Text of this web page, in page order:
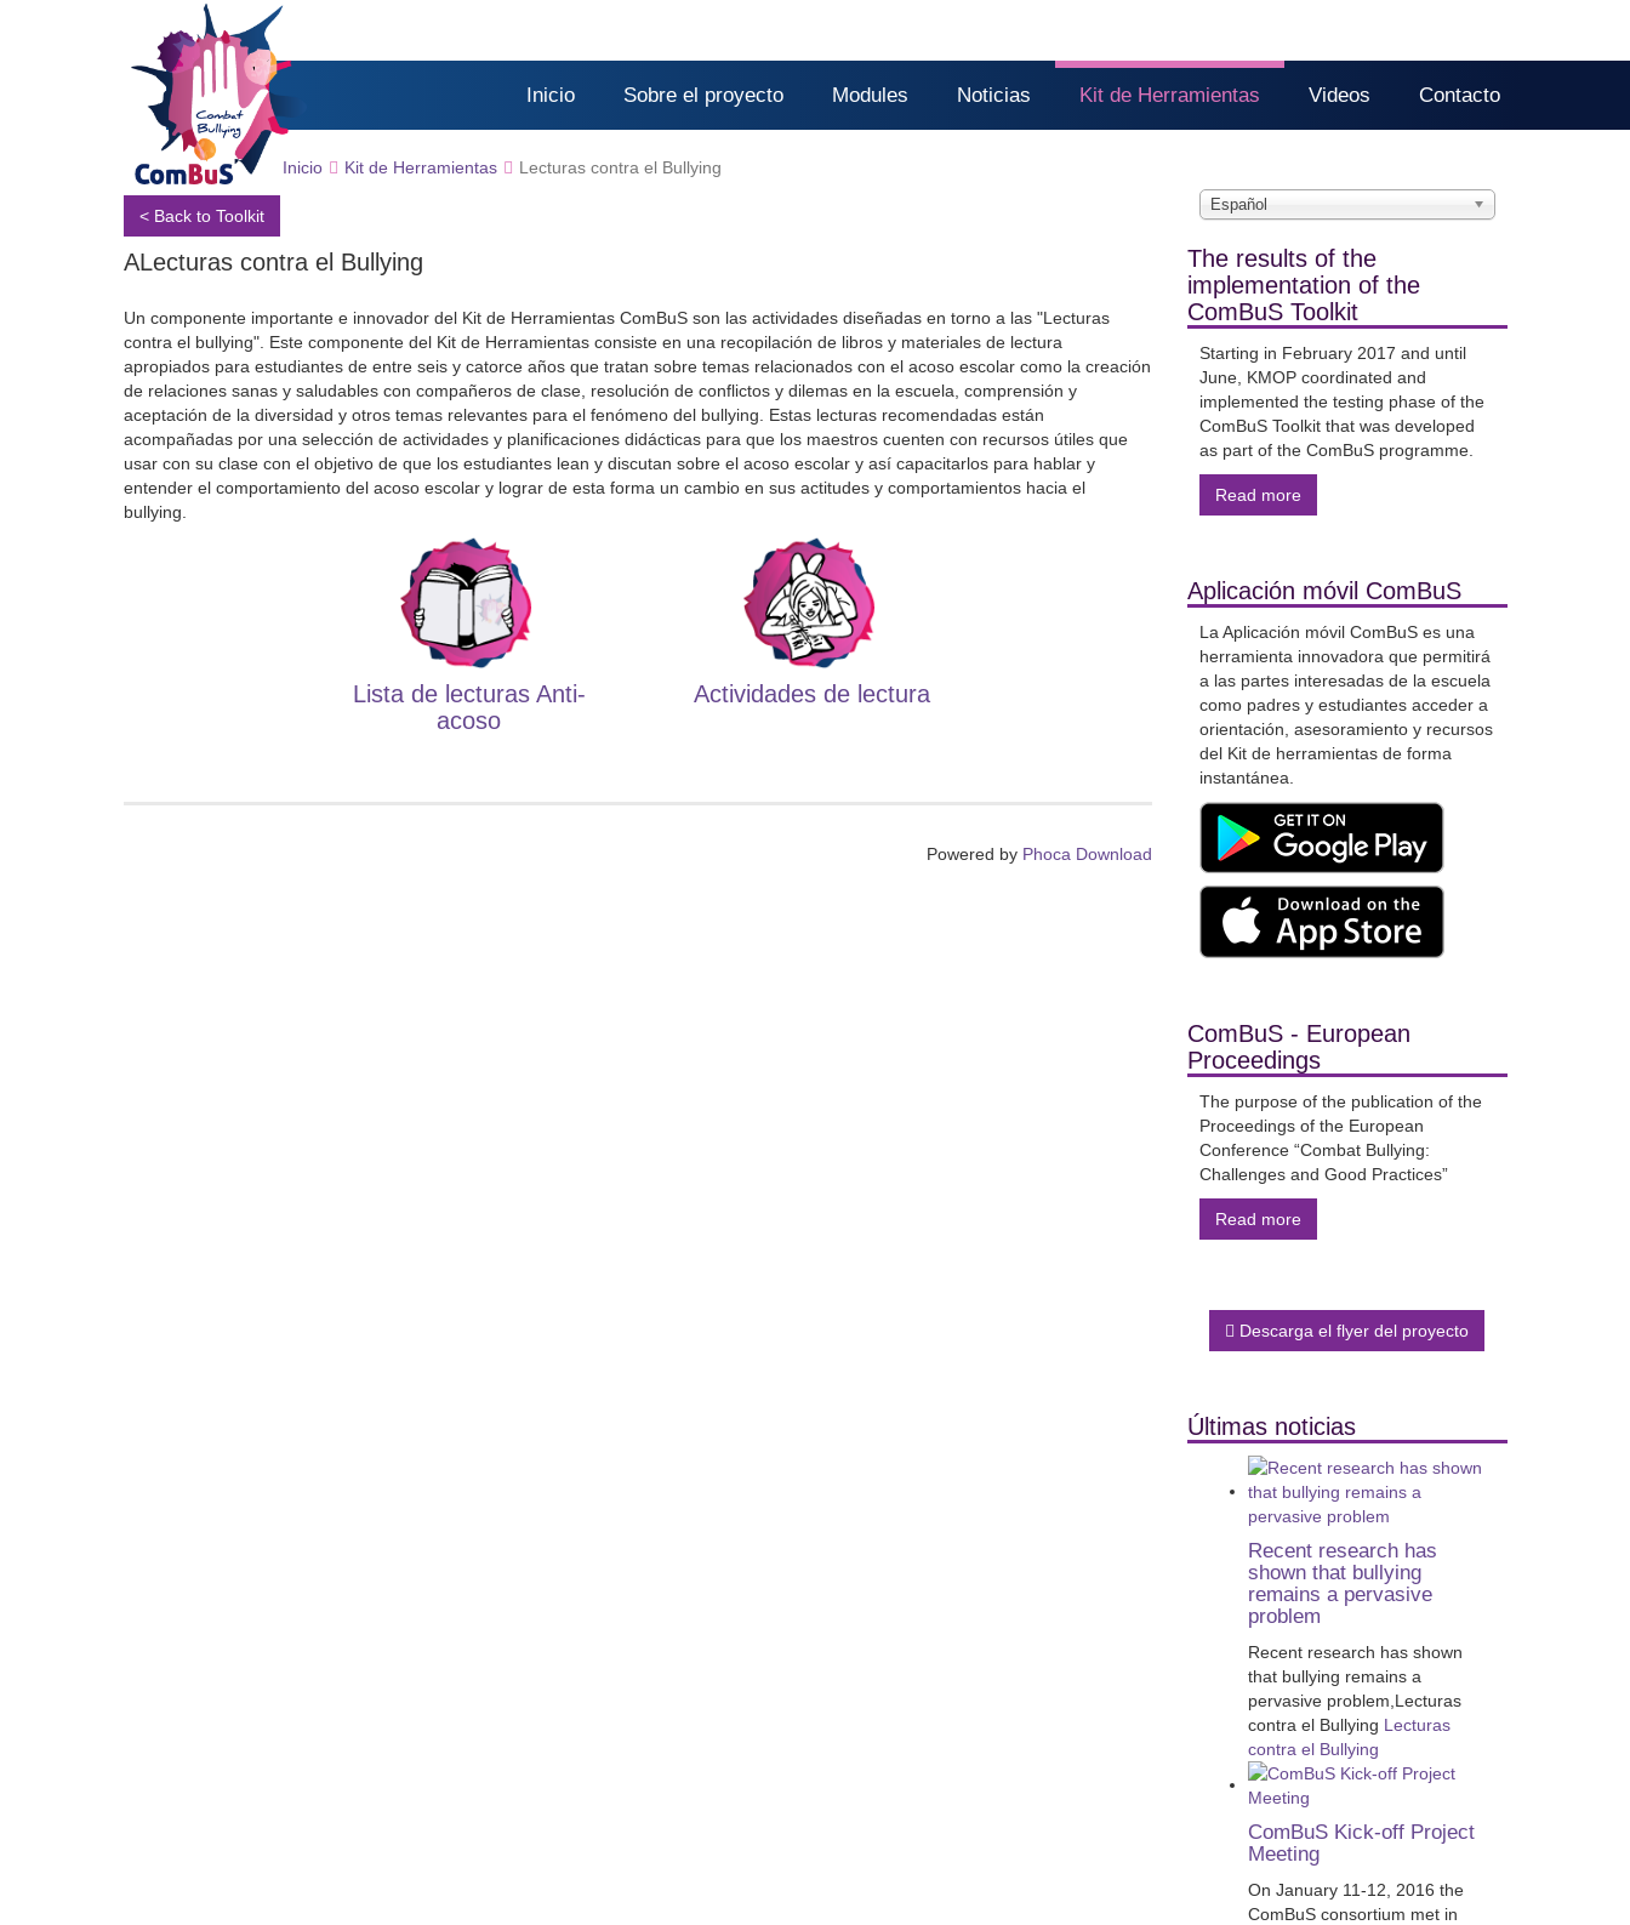
Inicio Sobre el proyecto Modules Noticias Kit de Herramientas Videos Contacto
Inicio Kit de Herramientas Lecturas contra el Bullying
< Back to Toolkit
ΑLecturas contra el Bullying
Un componente importante e innovador del Kit de Herramientas ComBuS son las actividades diseñadas en torno a las "Lecturas
contra el bullying". Este componente del Kit de Herramientas consiste en una recopilación de libros y materiales de lectura
apropiados para estudiantes de entre seis y catorce años que tratan sobre temas relacionados con el acoso escolar como la creación
de relaciones sanas y saludables con compañeros de clase, resolución de conflictos y dilemas en la escuela, comprensión y
aceptación de la diversidad y otros temas relevantes para el fenómeno del bullying. Estas lecturas recomendadas están
acompañadas por una selección de actividades y planificaciones didácticas para que los maestros cuenten con recursos útiles que
usar con su clase con el objetivo de que los estudiantes lean y discutan sobre el acoso escolar y así capacitarlos para hablar y
entender el comportamiento del acoso escolar y lograr de esta forma un cambio en sus actitudes y comportamientos hacia el
bullying.
Lista de lecturas Anti-
acoso
Actividades de lectura
Powered by Phoca Download
Español
The results of the
implementation of the
ComBuS Toolkit
Starting in February 2017 and until
June, KMOP coordinated and
implemented the testing phase of the
ComBuS Toolkit that was developed
as part of the ComBuS programme.
Read more
Aplicación móvil ComBuS
La Aplicación móvil ComBuS es una
herramienta innovadora que permitirá
a las partes interesadas de la escuela
como padres y estudiantes acceder a
orientación, asesoramiento y recursos
del Kit de herramientas de forma
instantánea.
ComBuS - European
Proceedings
The purpose of the publication of the
Proceedings of the European
Conference “Combat Bullying:
Challenges and Good Practices”
Read more
Descarga el flyer del proyecto
Últimas noticias
Recent research has
shown that bullying
remains a pervasive
problem
Recent research has shown
that bullying remains a
pervasive problem, Lecturas
contra el Bullying Lecturas
contra el Bullying
ComBuS Kick-off Project
Meeting
On January 11-12, 2016 the
ComBuS consortium met in